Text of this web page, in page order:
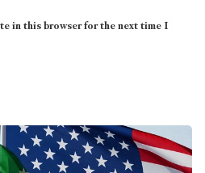
in this browser for the next time I